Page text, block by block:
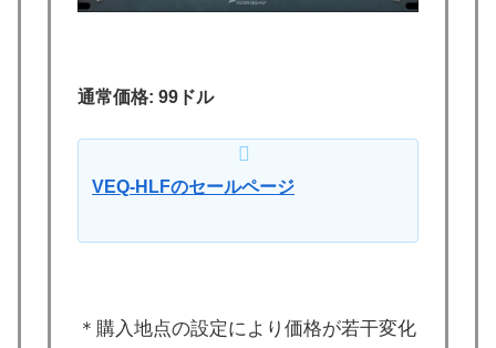
通常価格: 99ドル
VEQ-HLFのセールページ
＊購入地点の設定により価格が若干変化